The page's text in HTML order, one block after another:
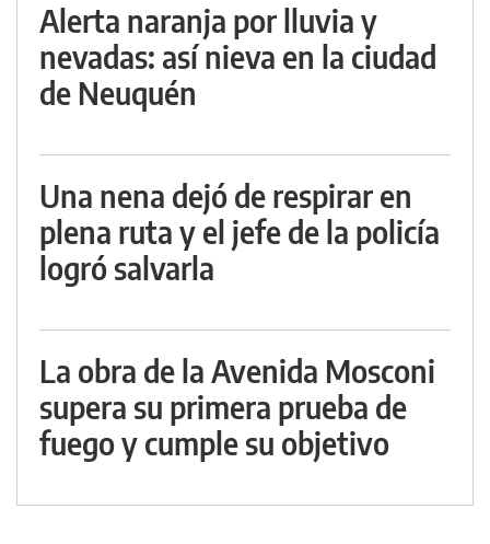
Alerta naranja por lluvia y
nevadas: así nieva en la ciudad
de Neuquén
Una nena dejó de respirar en
plena ruta y el jefe de la policía
logró salvarla
La obra de la Avenida Mosconi
supera su primera prueba de
fuego y cumple su objetivo